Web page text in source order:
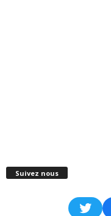
Suivez nous